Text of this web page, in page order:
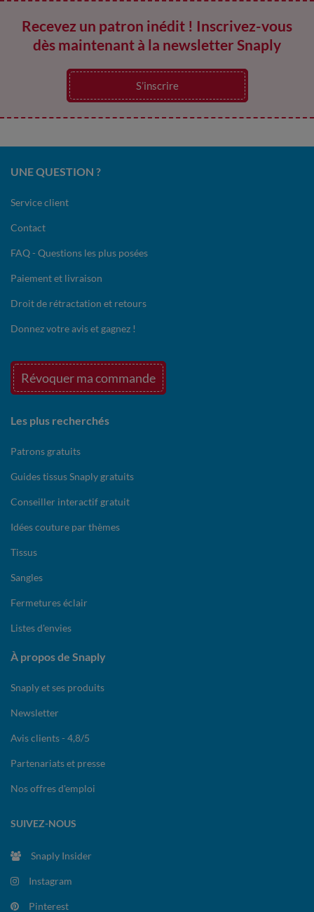
Recevez un patron inédit ! Inscrivez-vous
dès maintenant à la newsletter Snaply
S’inscrire
UNE QUESTION ?
Service client
Contact
FAQ - Questions les plus posées
Paiement et livraison
Droit de rétractation et retours
Donnez votre avis et gagnez !
Révoquer ma commande
Les plus recherchés
Patrons gratuits
Guides tissus Snaply gratuits
Conseiller interactif gratuit
Idées couture par thèmes
Tissus
Sangles
Fermetures éclair
Listes d'envies
À propos de Snaply
Snaply et ses produits
Newsletter
Avis clients - 4,8/5
Partenariats et presse
Nos offres d'emploi
SUIVEZ-NOUS
Snaply Insider
Instagram
Pinterest